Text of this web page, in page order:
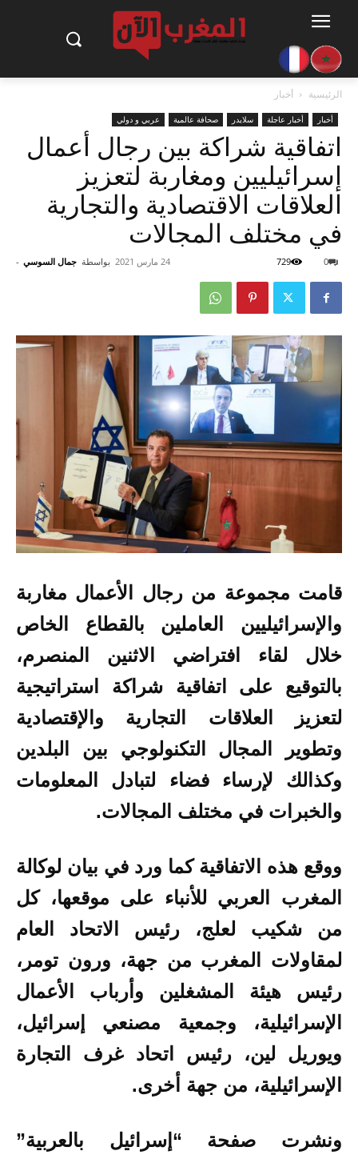
الرئيسية أخبار
أخبار أخبار عاجلة سلايدر صحافة عالمية عربي و دولي
اتفاقية شراكة بين رجال أعمال
إسرائيليين ومغاربة لتعزيز
العلاقات الاقتصادية والتجارية
في مختلف المجالات
بواسطة جمال السوسي - 24 مارس 2021 0
729
قامت مجموعة من رجال الأعمال مغاربة
والإسرائيليين العاملين بالقطاع الخاص
خلال لقاء افتراضي الاثنين المنصرم،
بالتوقيع على
اتفاقية شراكة استراتيجية
لتعزيز العلاقات التجارية والإقتصادية
وتطوير المجال التكنولوجي بين البلدين
وكذالك لإرساء فضاء لتبادل المعلومات
والخبرات في مختلف المجالات.
ووقع هذه الاتفاقية كما ورد في بيان لوكالة
المغرب العربي للأنباء على موقعها، كل
من شكيب لعلج، رئيس الاتحاد العام
لمقاولات المغرب من جهة، ورون تومر،
رئيس هيئة المشغلين وأرباب الأعمال
الإسرائيلية، وجمعية مصنعي إسرائيل،
ويوريل لين، رئيس اتحاد غرف التجارة
الإسرائيلية، من جهة أخرى.
ونشرت صفحة “إسرائيل بالعربية”